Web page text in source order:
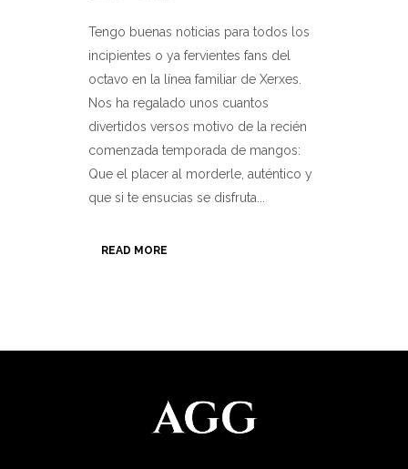
Tengo buenas noticias para todos los
incipientes o ya fervientes fans del
octavo en la línea familiar de Xerxes.
Nos ha regalado unos cuantos
divertidos versos motivo de la recién
comenzada temporada de mangos:
Que el placer al morderle, auténtico y
que si te ensucias se disfruta...
READ MORE